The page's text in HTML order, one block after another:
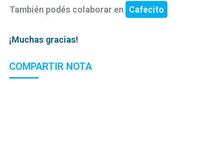
También podés colaborar en Cafecito
¡Muchas gracias!
COMPARTIR NOTA